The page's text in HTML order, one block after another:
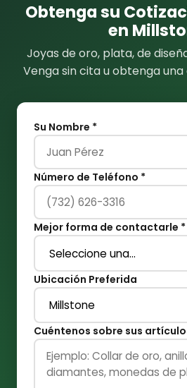
Obtenga su
en
Joyas de oro, plata, de
Venga sin cita u obtenga
Su Nombre *
Número de Teléfono *
Mejor forma de contactarle *
Ubicación Preferida
Cuéntenos sobre sus